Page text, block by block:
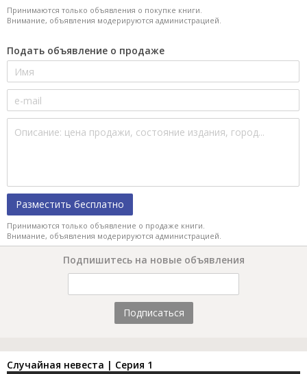
Принимаются только объявления о покупке книги.
Внимание, объявления модерируются администрацией.
Подать объявление о продаже
Разместить бесплатно
Принимаются только объявление о продаже книги.
Внимание, объявления модерируются администрацией.
Подпишитесь на новые объявления
Подписаться
Случайная невеста | Серия 1